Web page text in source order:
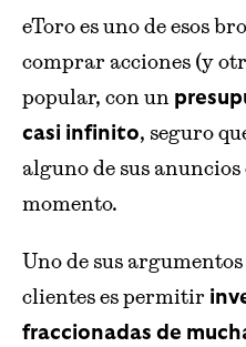
eToro es uno de esos
comprar acciones (y
popular, con un
casi infinito, seguro
alguno de sus
momento.
Uno de sus
clientes es permitir
fraccionadas de